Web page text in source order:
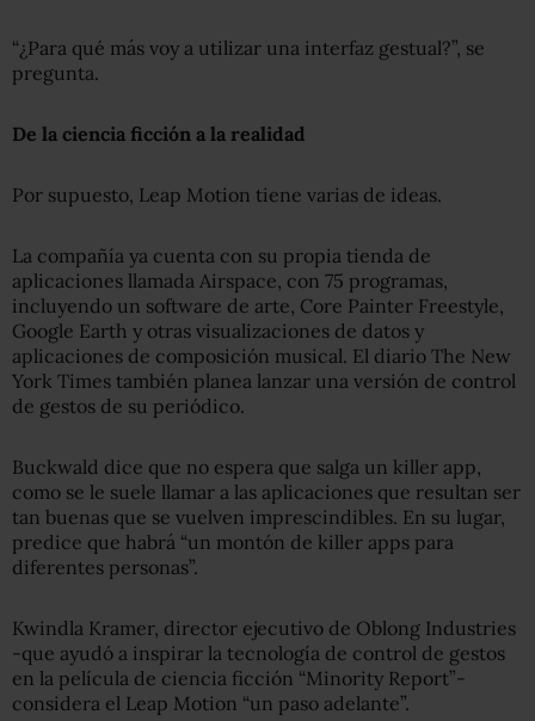
“¿Para qué más voy a utilizar una interfaz gestual?”, se
pregunta.
De la ciencia ficción a la realidad
Por supuesto, Leap Motion tiene varias de ideas.
La compañía ya cuenta con su propia tienda de
aplicaciones llamada Airspace, con 75 programas,
incluyendo un software de arte, Core Painter Freestyle,
Google Earth y otras visualizaciones de datos y
aplicaciones de composición musical. El diario The New
York Times también planea lanzar una versión de control
de gestos de su periódico.
Buckwald dice que no espera que salga un killer app,
como se le suele llamar a las aplicaciones que resultan ser
tan buenas que se vuelven imprescindibles. En su lugar,
predice que habrá “un montón de killer apps para
diferentes personas”.
Kwindla Kramer, director ejecutivo de Oblong Industries
-que ayudó a inspirar la tecnología de control de gestos
en la película de ciencia ficción “Minority Report”-
considera el Leap Motion “un paso adelante”.